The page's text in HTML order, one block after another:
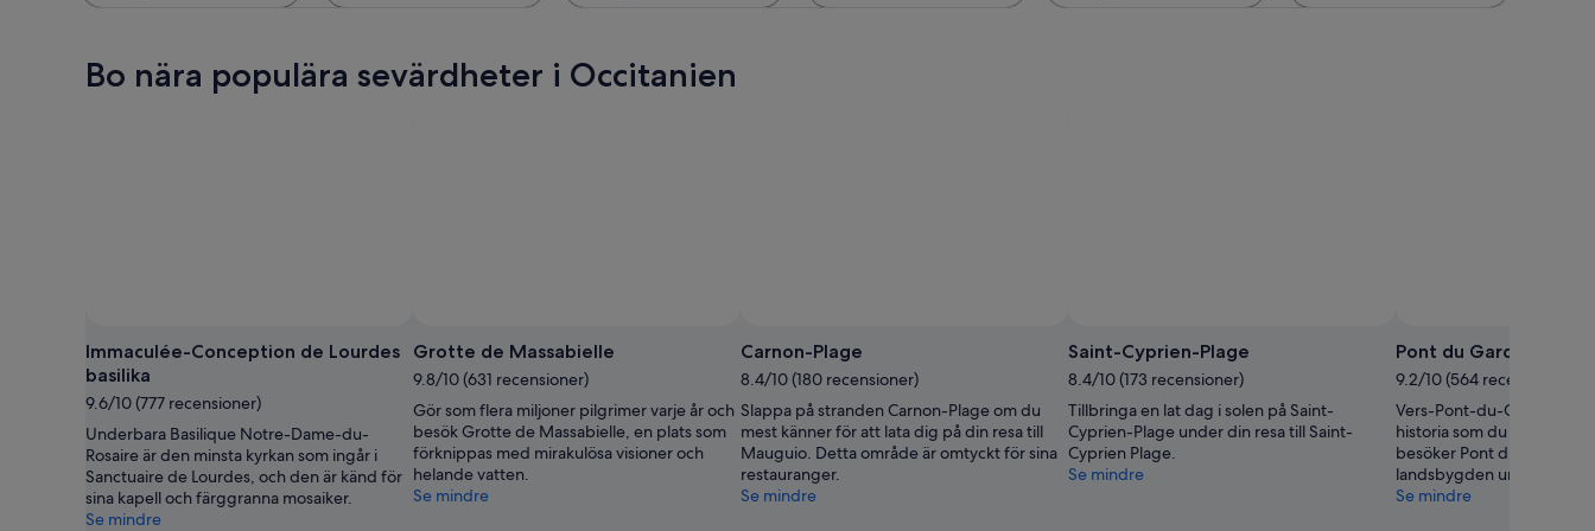
Bo nära populära sevärdheter i Occitanien
Immaculée-Conception de Lourdes
basilika
9.6/10 (777 recensioner)
Underbara Basilique Notre-Dame-du-
Rosaire är den minsta kyrkan som ingår i
Sanctuaire de Lourdes, och den är känd för
sina kapell och färggranna mosaiker.
Se mindre
Grotte de Massabielle
9.8/10 (631 recensioner)
Gör som flera miljoner pilgrimer varje år och
besök Grotte de Massabielle, en plats som
förknippas med mirakulösa visioner och
helande vatten.
Se mindre
Carnon-Plage
8.4/10 (180 recensioner)
Slappa på stranden Carnon-Plage om du
mest känner för att lata dig på din resa till
Mauguio. Detta område är omtyckt för sina
restauranger.
Se mindre
Saint-Cyprien-Plage
8.4/10 (173 recensioner)
Tillbringa en lat dag i solen på Saint-
Cyprien-Plage under din resa till Saint-
Cyprien Plage.
Se mindre
Pont du Gard
9.2/10 (564 recensioner)
Vers-Pont-du-Gard har en
historia som du kan lära
besöker Pont du Gard
landsbygden under din
Se mindre